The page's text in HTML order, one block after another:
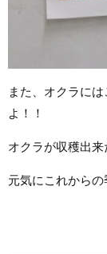
また、オクラに
よ！！
オクラが収穫出
元気にこれから